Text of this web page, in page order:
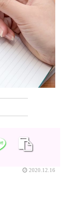
2020.12.16